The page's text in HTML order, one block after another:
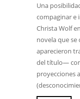
Una
compaginar e
Christa Wolf
novela que
aparecieron
del título—
proyecciones